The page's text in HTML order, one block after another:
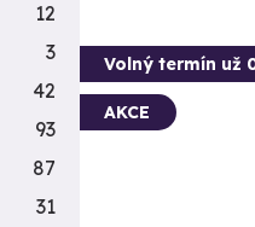
Volný termín už
AKCE
12
3
42
93
87
31